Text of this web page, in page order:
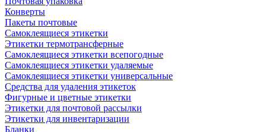
Конверты
Пакеты почтовые
Самоклеящиеся этикетки
Этикетки термотрансферные
Самоклеящиеся этикетки всепогодные
Самоклеящиеся этикетки удаляемые
Самоклеящиеся этикетки универсальные
Средства для удаления этикеток
Фигурные и цветные этикетки
Этикетки для почтовой рассылки
Этикетки для инвентаризации
Бланки